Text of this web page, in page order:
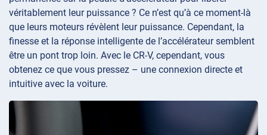
véritablement leur puissance ? Ce n’est qu’à ce moment-là
que leurs moteurs révèlent leur puissance. Cependant, la
finesse et la réponse intelligente de l’accélérateur semblent
être un pont trop loin. Avec le CR-V, cependant, vous
obtenez ce que vous pressez – une connexion directe et
intuitive avec la voiture.